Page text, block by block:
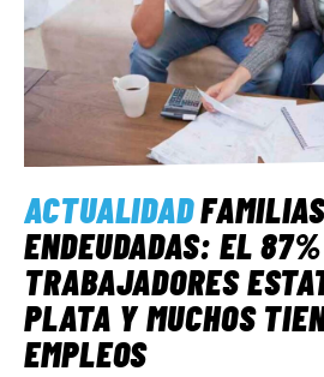
ACTUALIDAD
ENDEUDADAS: EL
TRABAJADORES
PLATA Y MUCHOS
EMPLEOS